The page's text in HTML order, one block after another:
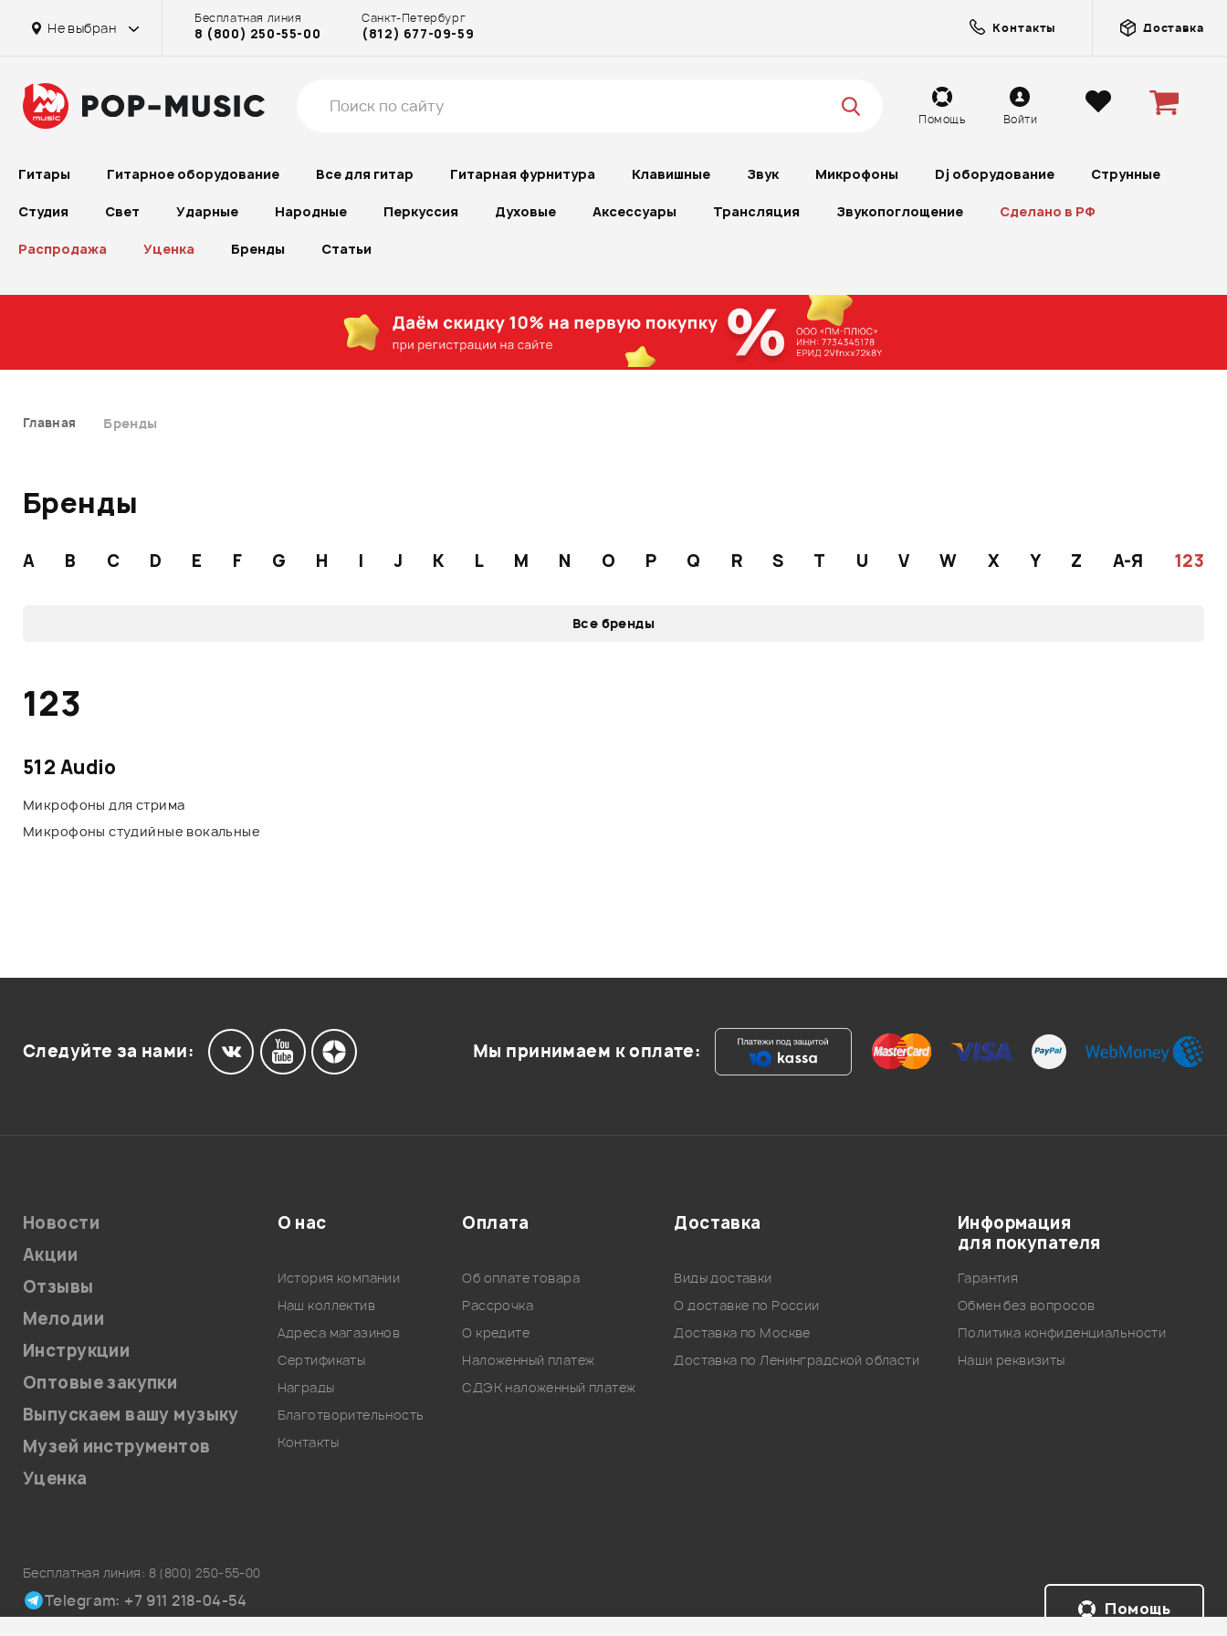
Не выбран
Бесплатная линия
8 (800) 250-55-00
Санкт-Петербург
(812) 677-09-59 Контакты Доставка
Помощь Войти
Гитары Гитарное оборудование Все для гитар Гитарная фурнитура Клавишные Звук Микрофоны Dj оборудование Струнные
Студия Свет Ударные Народные Перкуссия Духовые Аксессуары Трансляция Звукопоглощение Сделано в РФ
Распродажа Уценка Бренды Статьи
Главная Бренды
Бренды
A B C D E F G H I J K L M N O P Q R S T U V W X Y Z А-Я 123
Все бренды
123
512 Audio
Микрофоны для стрима
Микрофоны студийные вокальные
Следуйте за нами: Мы принимаем к оплате:
Новости
Акции
Отзывы
Мелодии
Инструкции
Оптовые закупки
Выпускаем вашу музыку
Музей инструментов
Уценка
О нас
История компании
Наш коллектив
Адреса магазинов
Сертификаты
Награды
Благотворительность
Контакты
Оплата
Об оплате товара
Рассрочка
О кредите
Наложенный платеж
СДЭК наложенный платеж
Доставка
Виды доставки
О доставке по России
Доставка по Москве
Доставка по Ленинградской области
Информация
для покупателя
Гарантия
Обмен без вопросов
Политика конфиденциальности
Наши реквизиты
Бесплатная линия: 8 (800) 250-55-00
Telegram: +7 911 218-04-54 Помощь